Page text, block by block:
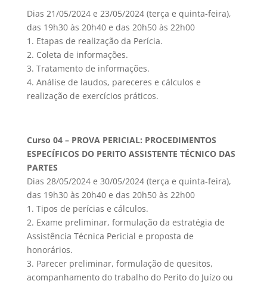
Dias 21/05/2024 e 23/05/2024 (terça e quinta-feira),
das 19h30 às 20h40 e das 20h50 às 22h00
1. Etapas de realização da Perícia.
2. Coleta de informações.
3. Tratamento de informações.
4. Análise de laudos, pareceres e cálculos e
realização de exercícios práticos.
Curso 04 – PROVA PERICIAL: PROCEDIMENTOS
ESPECÍFICOS DO PERITO ASSISTENTE TÉCNICO DAS
PARTES
Dias 28/05/2024 e 30/05/2024 (terça e quinta-feira),
das 19h30 às 20h40 e das 20h50 às 22h00
1. Tipos de perícias e cálculos.
2. Exame preliminar, formulação da estratégia de
Assistência Técnica Pericial e proposta de
honorários.
3. Parecer preliminar, formulação de quesitos,
acompanhamento do trabalho do Perito do Juízo ou